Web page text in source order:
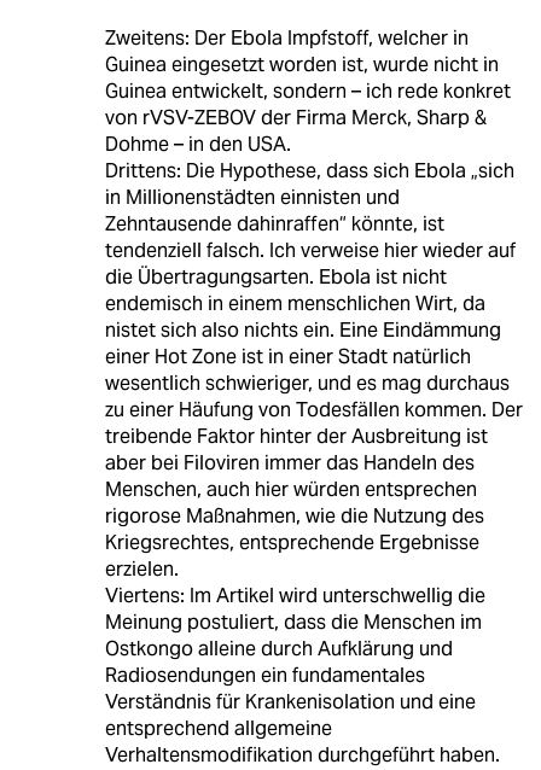
Zweitens: Der Ebola Impfstoff, welcher in
Guinea eingesetzt worden ist, wurde nicht in
Guinea entwickelt, sondern – ich rede konkret
von rVSV-ZEBOV der Firma Merck, Sharp &
Dohme – in den USA.
Drittens: Die Hypothese, dass sich Ebola „sich
in Millionenstädten einnisten und
Zehntausende dahinraffen“ könnte, ist
tendenziell falsch. Ich verweise hier wieder auf
die Übertragungsarten. Ebola ist nicht
endemisch in einem menschlichen Wirt, da
nistet sich also nichts ein. Eine Eindämmung
einer Hot Zone ist in einer Stadt natürlich
wesentlich schwieriger, und es mag durchaus
zu einer Häufung von Todesfällen kommen. Der
treibende Faktor hinter der Ausbreitung ist
aber bei Filoviren immer das Handeln des
Menschen, auch hier würden entsprechen
rigorose Maßnahmen, wie die Nutzung des
Kriegsrechtes, entsprechende Ergebnisse
erzielen.
Viertens: Im Artikel wird unterschwellig die
Meinung postuliert, dass die Menschen im
Ostkongo alleine durch Aufklärung und
Radiosendungen ein fundamentales
Verständnis für Krankenisolation und eine
entsprechend allgemeine
Verhaltensmodifikation durchgeführt haben.